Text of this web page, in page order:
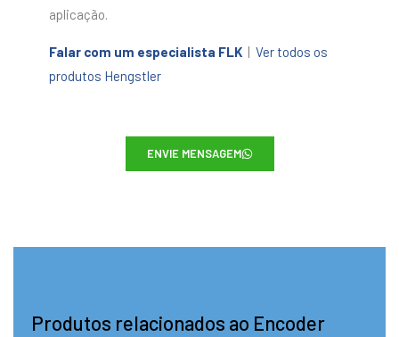
aplicação.
Falar com um especialista FLK | Ver todos os
produtos Hengstler
ENVIE MENSAGEM
Produtos relacionados ao Encoder